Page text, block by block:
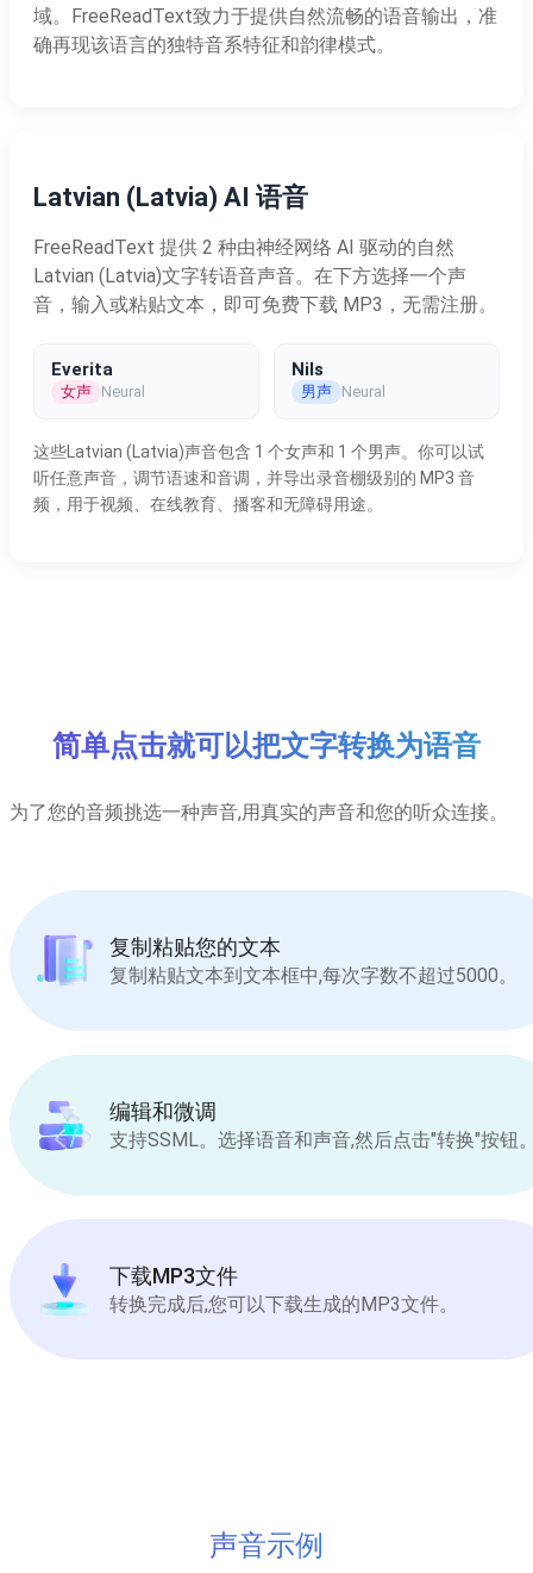
域。FreeReadText致力于提供自然流畅的语音输出，准
确再现该语言的独特音系特征和韵律模式。
Latvian (Latvia) AI 语音
FreeReadText 提供 2 种由神经网络 AI 驱动的自然
Latvian (Latvia)文字转语音声音。在下方选择一个声
音，输入或粘贴文本，即可免费下载 MP3，无需注册。
Everita
女声 Neural
Nils
男声 Neural
这些Latvian (Latvia)声音包含 1 个女声和 1 个男声。你可以试
听任意声音，调节语速和音调，并导出录音棚级别的 MP3 音
频，用于视频、在线教育、播客和无障碍用途。
简单点击就可以把文字转换为语音
为了您的音频挑选一种声音,用真实的声音和您的听众连接。
复制粘贴您的文本
复制粘贴文本到文本框中,每次字数不超过5000。
编辑和微调
支持SSML。选择语音和声音,然后点击"转换"按钮
下载MP3文件
转换完成后,您可以下载生成的MP3文件。
声音示例